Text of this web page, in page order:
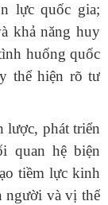
lực quốc gia;
khả năng huy
huống quốc
thể hiện rõ tư
lược, phát triển
quan hệ biện
tiềm lực kinh
người và vị thế